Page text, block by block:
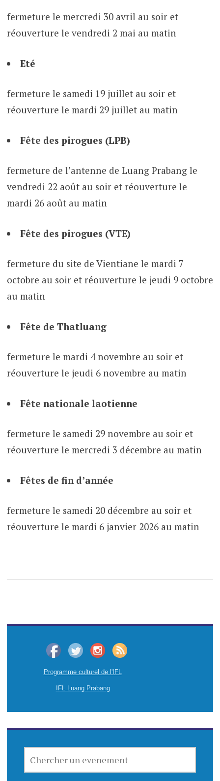
fermeture le mercredi 30 avril au soir et
réouverture le vendredi 2 mai au matin
Eté
fermeture le samedi 19 juillet au soir et
réouverture le mardi 29 juillet au matin
Fête des pirogues (LPB)
fermeture de l’antenne de Luang Prabang le
vendredi 22 août au soir et réouverture le
mardi 26 août au matin
Fête des pirogues (VTE)
fermeture du site de Vientiane le mardi 7
octobre au soir et réouverture le jeudi 9 octobre
au matin
Fête de Thatluang
fermeture le mardi 4 novembre au soir et
réouverture le jeudi 6 novembre au matin
Fête nationale laotienne
fermeture le samedi 29 novembre au soir et
réouverture le mercredi 3 décembre au matin
Fêtes de fin d’année
fermeture le samedi 20 décembre au soir et
réouverture le mardi 6 janvier 2026 au matin
Programme culturel de l'IFL
IFL Luang Prabang
UN